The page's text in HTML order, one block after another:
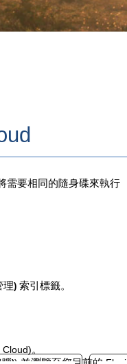
需要相同的隨身碟來執行
理) 索引標籤。
Cloud)。